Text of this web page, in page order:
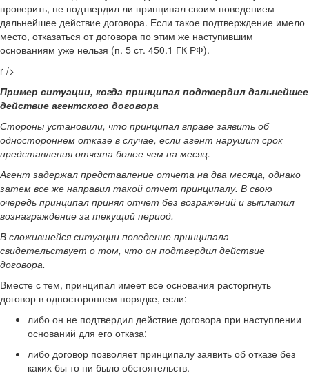
проверить, не подтвердил ли принципал своим поведением
дальнейшее действие договора. Если такое подтверждение имело
место, отказаться от договора по этим же наступившим
основаниям уже нельзя (п. 5 ст. 450.1 ГК РФ).
r />
Пример ситуации, когда принципал подтвердил дальнейшее
действие агентского договора
Стороны установили, что принципал вправе заявить об
одностороннем отказе в случае, если агент нарушит срок
представления отчета более чем на месяц.
Агент задержал представление отчета на два месяца, однако
затем все же направил такой отчет принципалу. В свою
очередь принципал принял отчет без возражений и выплатил
вознаграждение за текущий период.
В сложившейся ситуации поведение принципала
свидетельствует о том, что он подтвердил действие
договора.
Вместе с тем, принципал имеет все основания расторгнуть
договор в одностороннем порядке, если:
либо он не подтвердил действие договора при наступлении
оснований для его отказа;
либо договор позволяет принципалу заявить об отказе без
каких бы то ни было обстоятельств.